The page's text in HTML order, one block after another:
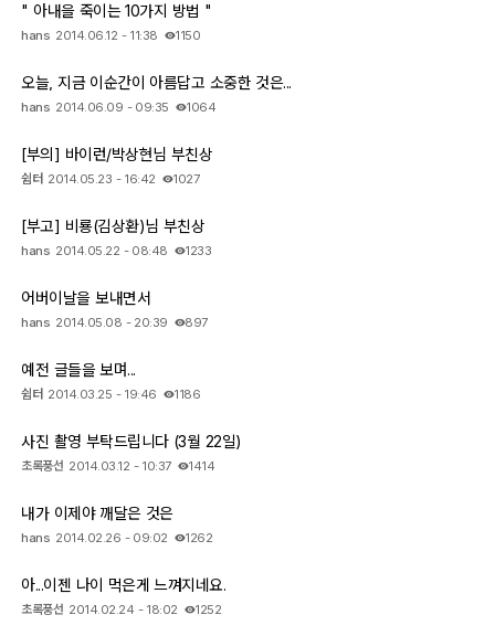
" 아내을 죽이는 10가지 방법 "
hans 2014.06.12 - 11:38 1150
오늘, 지금 이순간이 아름답고 소중한 것은...
hans 2014.06.09 - 09:35 1064
[부의] 바이런/박상현님 부친상
쉼터 2014.05.23 - 16:42 1027
[부고] 비룡(김상환)님 부친상
hans 2014.05.22 - 08:48 1233
어버이날을 보내면서
hans 2014.05.08 - 20:39 897
예전 글들을 보며...
쉼터 2014.03.25 - 19:46 1186
사진 촬영 부탁드립니다 (3월 22일)
초록풍선 2014.03.12 - 10:37 1414
내가 이제야 깨달은 것은
hans 2014.02.26 - 09:02 1262
아...이젠 나이 먹은게 느껴지네요.
초록풍선 2014.02.24 - 18:02 1252